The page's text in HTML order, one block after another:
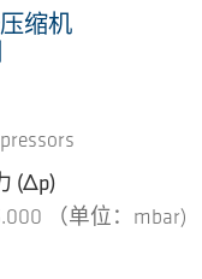
缩机
(Δp)
（单位：mbar)